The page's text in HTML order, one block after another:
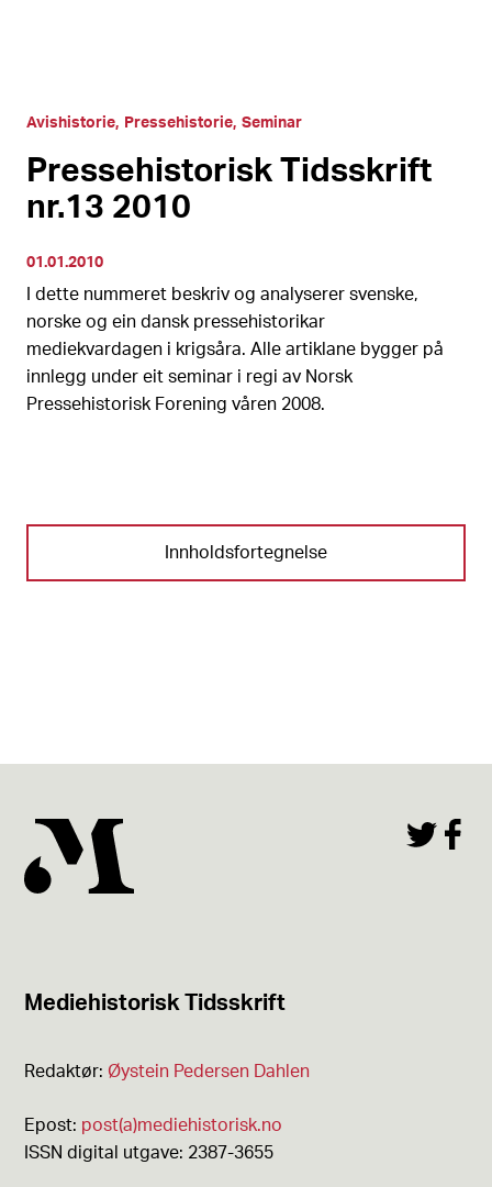
Avishistorie Pressehistorie Seminar
Pressehistorisk Tidsskrift
nr.13 2010
01.01.2010
I dette nummeret beskriv og analyserer svenske,
norske og ein dansk pressehistorikar
mediekvardagen i krigsåra. Alle artiklane bygger på
innlegg under eit seminar i regi av Norsk
Pressehistorisk Forening våren 2008.
Innholdsfortegnelse
Mediehistorisk Tidsskrift
Redaktør: Øystein Pedersen Dahlen
Epost: post(a)mediehistorisk.no
ISSN digital utgave: 2387-3655